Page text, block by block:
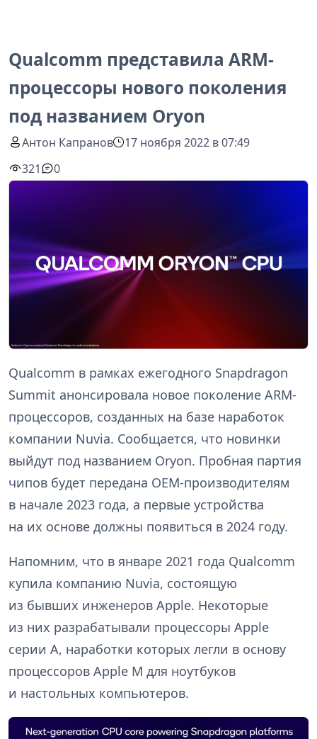
Qualcomm представила ARM-
процессоры нового поколения
под названием Oryon
Антон Капранов
17 ноября 2022 в 07:49
321
0
Qualcomm в рамках ежегодного Snapdragon
Summit анонсировала новое поколение ARM-
процессоров, созданных на базе наработок
компании Nuvia. Сообщается, что новинки
выйдут под названием Oryon. Пробная партия
чипов будет передана OEM-производителям
в начале 2023 года, а первые устройства
на их основе должны появиться в 2024 году.
Напомним, что в январе 2021 года Qualcomm
купила компанию Nuvia, состоящую
из бывших инженеров Apple. Некоторые
из них разрабатывали процессоры Apple
серии A, наработки которых легли в основу
процессоров Apple M для ноутбуков
и настольных компьютеров.